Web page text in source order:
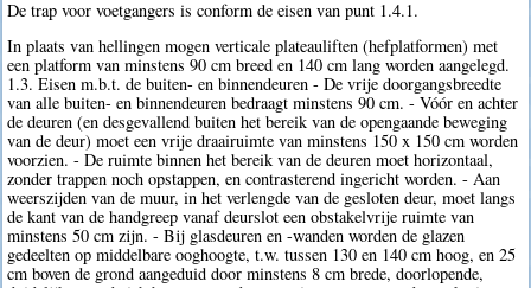
De trap voor voetgangers is conform de eisen van punt 1.4.1.
In plaats van hellingen mogen verticale plateauliften (hefplatformen) met
een platform van minstens 90 cm breed en 140 cm lang worden aangelegd.
1.3. Eisen m.b.t. de buiten- en binnendeuren - De vrije doorgangsbreedte
van alle buiten- en binnendeuren bedraagt minstens 90 cm. - Vóór en achter
de deuren (en desgevallend buiten het bereik van de opengaande beweging
van de deur) moet een vrije draairuimte van minstens 150 x 150 cm worden
voorzien. - De ruimte binnen het bereik van de deuren moet horizontaal,
zonder trappen noch opstappen, en contrasterend ingericht worden. - Aan
weerszijden van de muur, in het verlengde van de gesloten deur, moet langs
de kant van de handgreep vanaf deurslot een obstakelvrije ruimte van
minstens 50 cm zijn. - Bij glasdeuren en -wanden worden de glazen
gedeelten op middelbare ooghoogte, t.w. tussen 130 en 140 cm hoog, en 25
cm boven de grond aangeduid door minstens 8 cm brede, doorlopende,